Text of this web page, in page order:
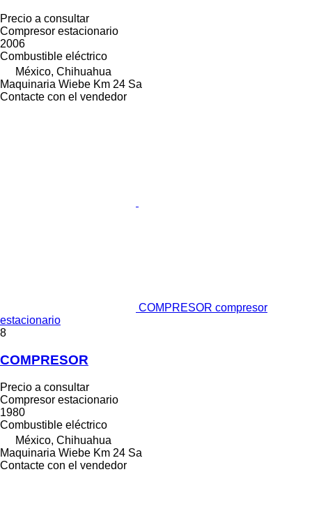
Precio a consultar
Compresor estacionario
2006
Combustible eléctrico
México, Chihuahua
Maquinaria Wiebe Km 24 Sa
Contacte con el vendedor
COMPRESOR compresor
estacionario
8
COMPRESOR
Precio a consultar
Compresor estacionario
1980
Combustible eléctrico
México, Chihuahua
Maquinaria Wiebe Km 24 Sa
Contacte con el vendedor